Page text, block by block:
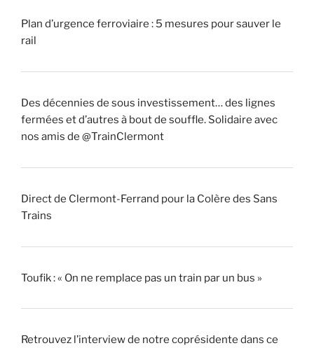
Plan d’urgence ferroviaire : 5 mesures pour sauver le
rail
Des décennies de sous investissement… des lignes
fermées et d’autres à bout de souffle. Solidaire avec
nos amis de @TrainClermont
Direct de Clermont-Ferrand pour la Colère des Sans
Trains
Toufik : « On ne remplace pas un train par un bus »
Retrouvez l’interview de notre coprésidente dans ce